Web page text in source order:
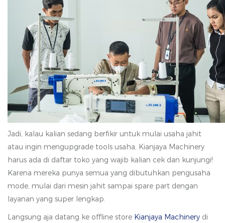
Jadi, kalau kalian sedang berfikir untuk mulai usaha jahit
atau ingin mengupgrade tools usaha, Kianjaya Machinery
harus ada di daftar toko yang wajib kalian cek dan kunjungi!
Karena mereka punya semua yang dibutuhkan pengusaha
mode, mulai dari mesin jahit sampai spare part dengan
layanan yang super lengkap.
Langsung aja datang ke offline store Kianjaya Machinery di